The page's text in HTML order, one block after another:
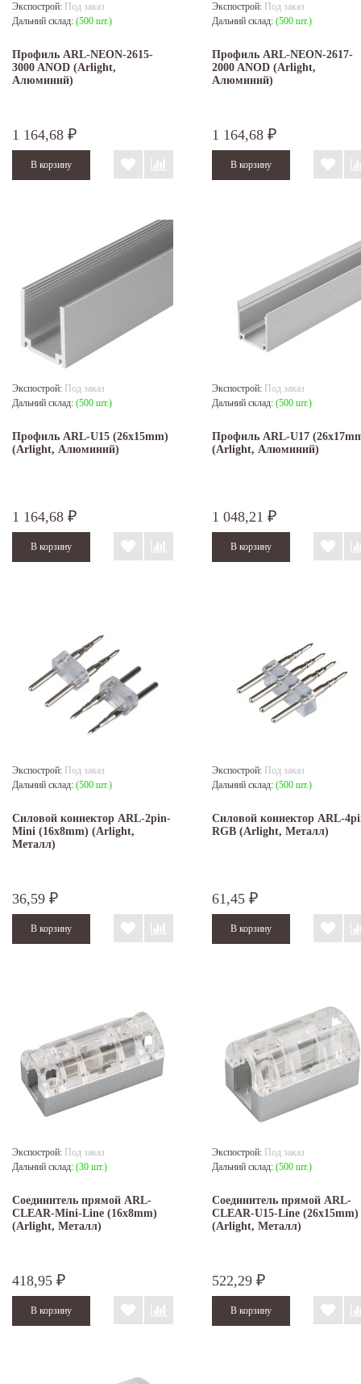
Экспострой: Под заказ
Дальний склад: (500 шт.)
Профиль ARL-NEON-2615-
3000 ANOD (Arlight,
Алюминий)
1 164,68 ₽
Экспострой: Под заказ
Дальний склад: (500 шт.)
Профиль ARL-NEON-2617-
2000 ANOD (Arlight,
Алюминий)
1 164,68 ₽
Экспострой: Под заказ
Дальний склад: (500 шт.)
Профиль ARL-U15 (26x15mm)
(Arlight, Алюминий)
1 164,68 ₽
Экспострой: Под заказ
Дальний склад: (500 шт.)
Профиль ARL-U17
(Arlight, Алюминий)
1 048,21 ₽
Экспострой: Под заказ
Дальний склад: (500 шт.)
Силовой коннектор ARL-2pin-
Mini (16x8mm) (Arlight,
Металл)
36,59 ₽
Экспострой: Под заказ
Дальний склад: (500 шт.)
Силовой коннектор ARL-
RGB (Arlight, Металл)
61,45 ₽
Экспострой: Под заказ
Дальний склад: (30 шт.)
Соединитель прямой ARL-
CLEAR-Mini-Line (16x8mm)
(Arlight, Металл)
418,95 ₽
Экспострой: Под заказ
Дальний склад: (500 шт.)
Соединитель прямой ARL-
CLEAR-U15-Line (26x15mm)
(Arlight, Металл)
522,29 ₽